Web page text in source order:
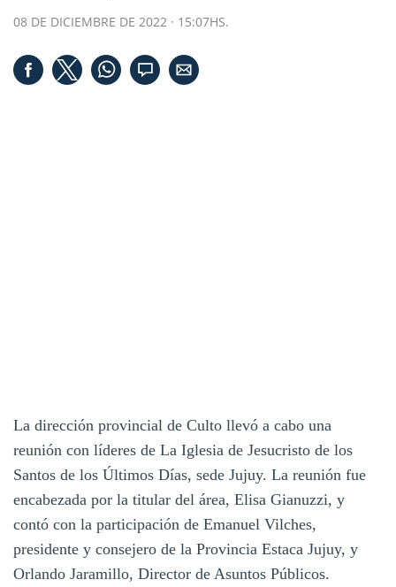
08 DE DICIEMBRE DE 2022 · 15:07HS.
La dirección provincial de Culto llevó a cabo una
reunión con líderes de La Iglesia de Jesucristo de los
Santos de los Últimos Días, sede Jujuy. La reunión fue
encabezada por la titular del área, Elisa Gianuzzi, y
contó con la participación de Emanuel Vilches,
presidente y consejero de la Provincia Estaca Jujuy, y
Orlando Jaramillo, Director de Asuntos Públicos.